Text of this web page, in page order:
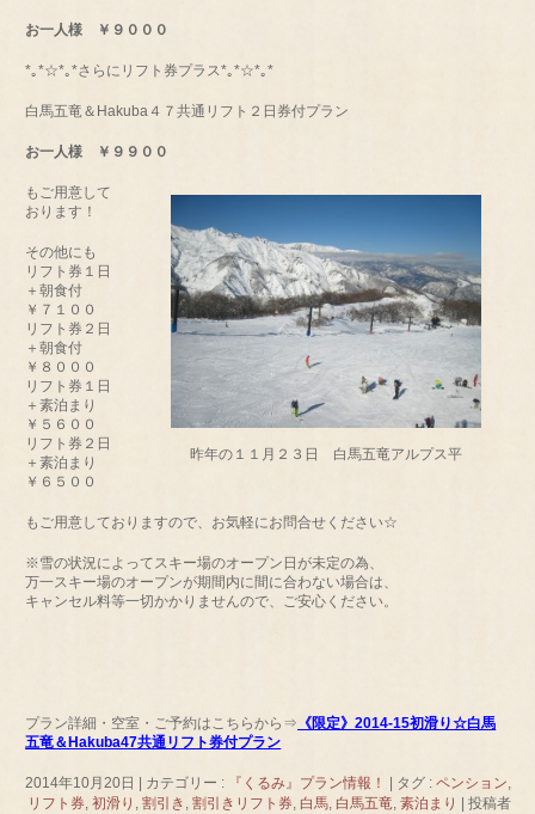
お一人様 ￥９０００
*｡*☆*｡*さらにリフト券プラス*｡*☆*｡*
白馬五竜＆Hakuba４７共通リフト２日券付プラン
お一人様 ￥９９００
昨年の１１月２３日 白馬五竜アルプス平
もご用意して
おります！
その他にも
リフト券１日
＋朝食付
￥７１００
リフト券２日
＋朝食付
￥８０００
リフト券１日
＋素泊まり
￥５６００
リフト券２日
＋素泊まり
￥６５００
もご用意しておりますので、お気軽にお問合せください☆
※雪の状況によってスキー場のオープン日が未定の為、
万一スキー場のオープンが期間内に間に合わない場合は、
キャンセル料等一切かかりませんので、ご安心ください。
プラン詳細・空室・ご予約はこちらから⇒ 《限定》2014-15初滑り☆白馬
五竜＆Hakuba47共通リフト券付プラン
2014年10月20日 カテゴリー : 『くるみ』プラン情報！ タグ : ペンション,
リフト券, 初滑り , 割引き , 割引きリフト券, 白馬, 白馬五竜, 素泊まり
投稿者